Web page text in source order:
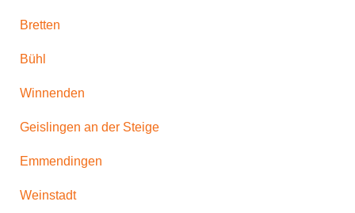
Bretten
Bühl
Winnenden
Geislingen an der Steige
Emmendingen
Weinstadt